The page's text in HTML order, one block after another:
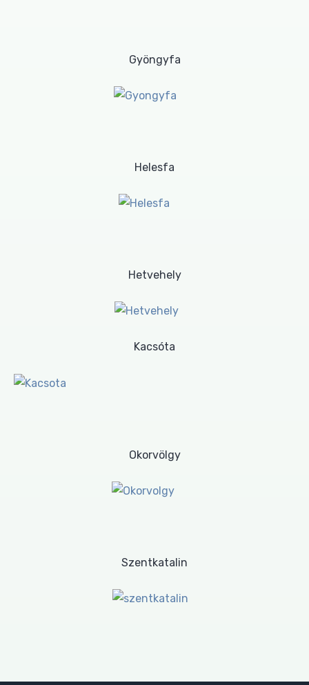
Gyöngyfa
Helesfa
Hetvehely
Kacsóta
Okorvölgy
Szentkatalin